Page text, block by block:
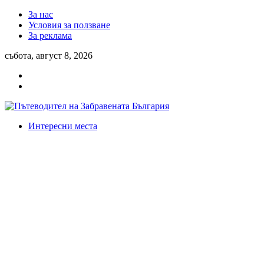
За нас
Условия за ползване
За реклама
събота, август 8, 2026
Интересни места